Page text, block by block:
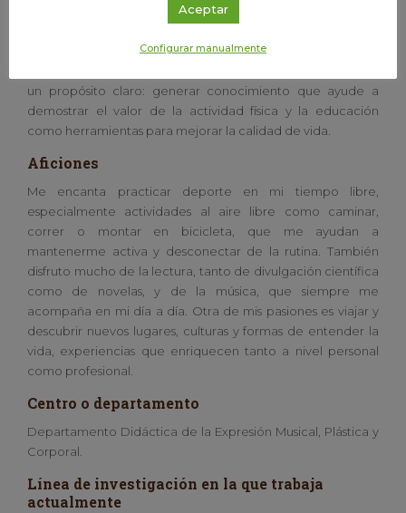
sociedad y, especialmente, motivar a los jóvenes a
un propósito claro: generar conocimiento que ayude a
demostrar el valor de la actividad física y la educación
como herramientas para mejorar la calidad de vida.
Aficiones
Me encanta practicar deporte en mi tiempo libre,
especialmente actividades al aire libre como caminar,
correr o montar en bicicleta, que me ayudan a
mantenerme activa y desconectar de la rutina. También
disfruto mucho de la lectura, tanto de divulgación científica
como de novelas, y de la música, que siempre me
acompaña en mi día a día. Otra de mis pasiones es viajar y
descubrir nuevos lugares, culturas y formas de entender la
vida, experiencias que enriquecen tanto a nivel personal
como profesional.
Centro o departamento
Departamento Didáctica de la Expresión Musical, Plástica y
Corporal.
Línea de investigación en la que trabaja
actualmente
Aceptar
Configurar manualmente